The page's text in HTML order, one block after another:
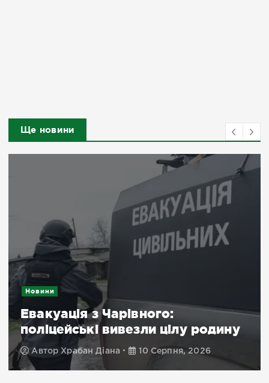
Ще новини
Новини
Евакуація з Чарівного:
поліцейські вивезли цілу родину
Автор Храбан Діана 10 Серпня, 2026